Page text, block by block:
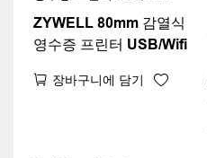
ZYWELL 80mm 감열식
영수증 프린터 USB/Wifi
장바구니에 담기